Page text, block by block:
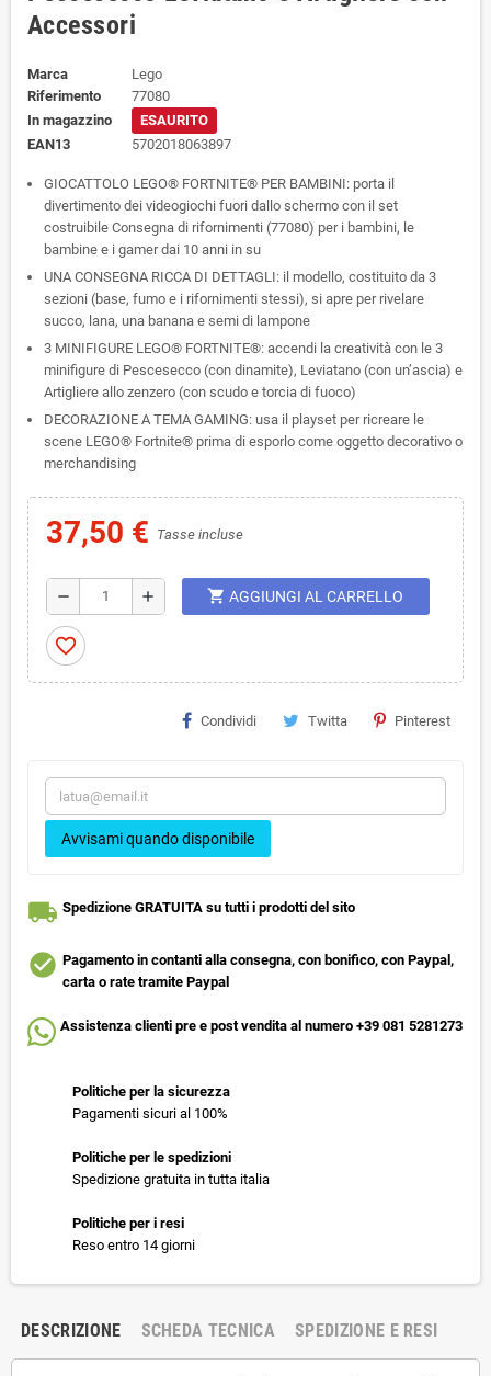
Accessori
Marca
Lego
Riferimento
77080
In magazzino
ESAURITO
EAN13
5702018063897
GIOCATTOLO LEGO® FORTNITE® PER BAMBINI: porta il
divertimento dei videogiochi fuori dallo schermo con il set
costruibile Consegna di rifornimenti (77080) per i bambini, le
bambine e i gamer dai 10 anni in su
UNA CONSEGNA RICCA DI DETTAGLI: il modello, costituito da 3
sezioni (base, fumo e i rifornimenti stessi), si apre per rivelare
succo, lana, una banana e semi di lampone
3 MINIFIGURE LEGO® FORTNITE®: accendi la creatività con le 3
minifigure di Pescesecco (con dinamite), Leviatano (con un’ascia) e
Artigliere allo zenzero (con scudo e torcia di fuoco)
DECORAZIONE A TEMA GAMING: usa il playset per ricreare le
scene LEGO® Fortnite® prima di esporlo come oggetto decorativo o
merchandising
37,50 € Tasse incluse
remove add shopping_cart AGGIUNGI AL CARRELLO
favorite_border
Condividi Twitta Pinterest
Avvisami quando disponibile
local_shipping Spedizione GRATUITA su tutti i prodotti del sito
check_circle Pagamento in contanti alla consegna, con bonifico, con Paypal,
carta o rate tramite Paypal
Assistenza clienti pre e post vendita al numero +39 081 5281273
Politiche per la sicurezza
Pagamenti sicuri al 100%
Politiche per le spedizioni
Spedizione gratuita in tutta italia
Politiche per i resi
Reso entro 14 giorni
DESCRIZIONE SCHEDA TECNICA SPEDIZIONE E RESI